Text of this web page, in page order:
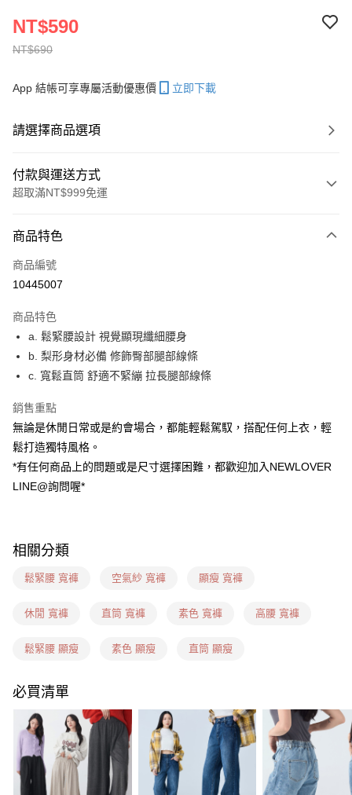
NT$690
NT$590
App 結帳可享專屬活動優惠價 立即下載
請選擇商品選項
付款與運送方式
超取滿NT$999免運
信用卡一次付款
超商取貨付款
ATM付款
貨到付款
運送方式
貨到付款
每筆NT$60，滿NT$999(含以上)免運費
全家(信用卡、多元支付)
每筆NT$60，滿NT$1,599(含以上)免運費
7-11(信用卡、多元支付)
每筆NT$100，滿NT$1,899(含以上)免運費
每筆NT$100，滿NT$1,899(含以上)免運費
宅配(貨到付款)
每筆NT$100，滿NT$1,899(含以上)免運費
商品特色
商品編號
10445007
商品特色
a. 鬆緊腰設計 視覺顯現纖細腰身
b. 梨形身材必備 修飾臀部腿部線條
c. 寬鬆直筒 舒適不緊繃 拉長腿部線條
銷售重點
無論是休閒日常或是約會場合，都能輕鬆駕馭，搭配任何上衣，輕
鬆打造獨特風格。
*有任何商品上的問題或是尺寸選擇困難，都歡迎加入NEWLOVER
LINE@詢問喔*
相關分類
鬆緊腰 寬褲 空氣紗 寬褲 顯瘦 寬褲
休閒 寬褲 直筒 寬褲 素色 寬褲 高腰 寬褲
鬆緊腰 顯瘦 素色 顯瘦 直筒 顯瘦
必買清單